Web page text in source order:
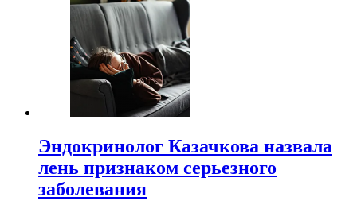
Эндокринолог Казачкова назвала
лень признаком серьезного
заболевания